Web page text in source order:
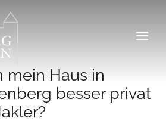
mein Haus in
besser privat